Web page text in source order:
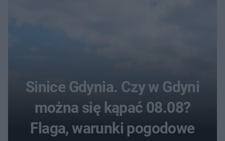
Sinice Gdynia. Czy w Gdyni
można się kąpać 08.08?
Flaga, warunki pogodowe